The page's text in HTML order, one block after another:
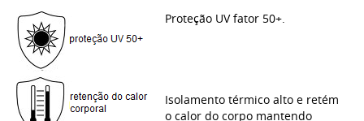
Proteção UV fator 50+.
Isolamento térmico alto e retém
o calor do corpo mantendo